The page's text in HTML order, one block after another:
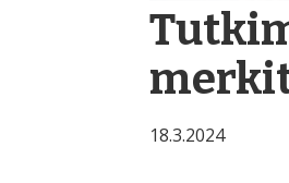
18.3.2024